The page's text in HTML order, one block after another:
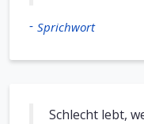
- Sprichwort
Schlecht lebt,